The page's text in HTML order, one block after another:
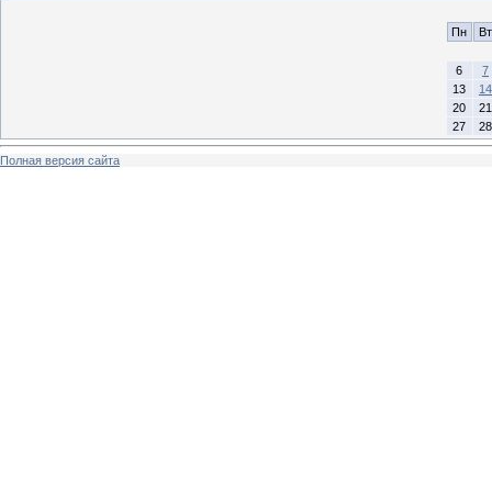
Пн Вт
6
7
13
14
20
21
27
28
Полная версия сайта